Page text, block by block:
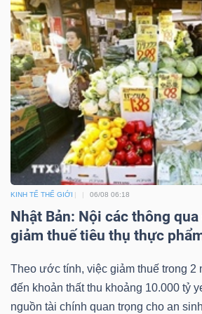
KINH TẾ THẾ GIỚI 06/08 06:18
Nhật Bản: Nội các thông
giảm thuế tiêu thụ thực
Theo ước tính, việc giảm thuế trong 2
đến khoản thất thu khoảng 10.000 tỷ
nguồn tài chính quan trọng cho an